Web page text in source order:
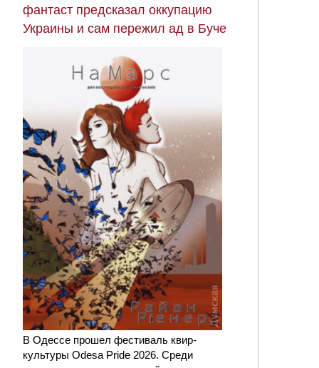
фантаст предсказал оккупацию
Украины и сам пережил ад в Буче
В Одессе прошел фестиваль квир-
культуры Odesa Pride 2026. Среди